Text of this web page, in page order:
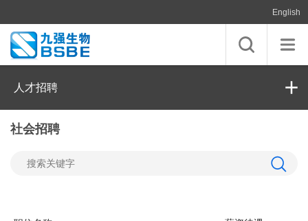
English
人才招聘
社会招聘